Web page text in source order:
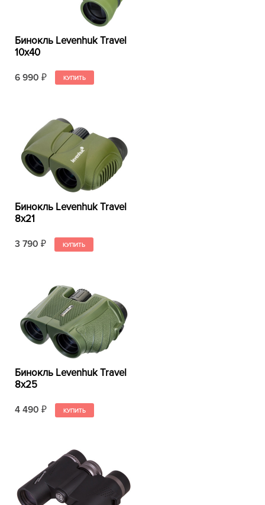
Бинокль Levenhuk Travel
10x40
6 990 ₽
Бинокль Levenhuk Travel
8x21
3 790 ₽
Бинокль Levenhuk Travel
8x25
4 490 ₽